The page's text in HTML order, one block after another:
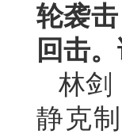
轮袭
回击
林剑
静克